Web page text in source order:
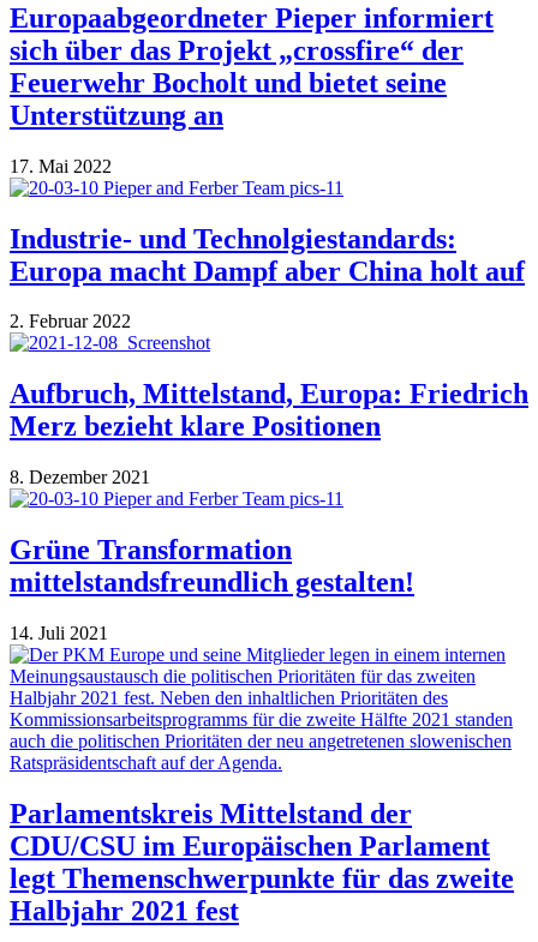
Europaabgeordneter Pieper informiert
sich über das Projekt „crossfire“ der
Feuerwehr Bocholt und bietet seine
Unterstützung an
17. Mai 2022
Industrie- und Technolgiestandards:
Europa macht Dampf aber China holt auf
2. Februar 2022
Aufbruch, Mittelstand, Europa: Friedrich
Merz bezieht klare Positionen
8. Dezember 2021
Grüne Transformation
mittelstandsfreundlich gestalten!
14. Juli 2021
Parlamentskreis Mittelstand der
CDU/CSU im Europäischen Parlament
legt Themenschwerpunkte für das zweite
Halbjahr 2021 fest